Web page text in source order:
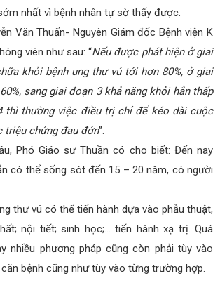
nhất vì bệnh nhân tự sờ thấy được.
Văn Thuấn- Nguyên Giám đốc Bệnh viện K
viên như sau: “Nếu được phát hiện ở giai
khỏi bệnh ung thư vú tới hơn 80%, ở giai
sang giai đoạn 3 khả năng khỏi hẳn thấp
thì thường việc điều trị chỉ để kéo dài cuộc
triệu chứng đau đớn”.
Phó Giáo sư Thuần có cho biết: Đến nay
có thể sống sót đến 15 – 20 năm, có người
thư vú có thể tiến hành dựa vào phẫu thuật,
nội tiết; sinh học;… tiến hành xạ trị. Quá
nhiều phương pháp cũng còn phải tùy vào
bệnh cũng như tùy vào từng trường hợp.